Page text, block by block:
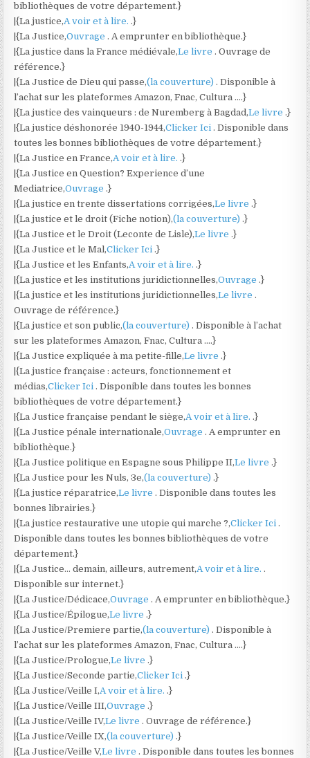
bibliothèques de votre département.}
|{La justice,A voir et à lire..}
|{La Justice,Ouvrage. A emprunter en bibliothèque.}
|{La justice dans la France médiévale,Le livre. Ouvrage de
référence.}
|{La Justice de Dieu qui passe,(la couverture). Disponible à
l’achat sur les plateformes Amazon, Fnac, Cultura ….}
|{La justice des vainqueurs : de Nuremberg à Bagdad,Le livre.}
|{La justice déshonorée 1940-1944,Clicker Ici. Disponible dans
toutes les bonnes bibliothèques de votre département.}
|{La Justice en France,A voir et à lire..}
|{La Justice en Question? Experience d’une
Mediatrice,Ouvrage.}
|{La justice en trente dissertations corrigées,Le livre.}
|{La justice et le droit (Fiche notion),(la couverture).}
|{La Justice et le Droit (Leconte de Lisle),Le livre.}
|{La Justice et le Mal,Clicker Ici.}
|{La Justice et les Enfants,A voir et à lire..}
|{La justice et les institutions juridictionnelles,Ouvrage.}
|{La justice et les institutions juridictionnelles,Le livre.
Ouvrage de référence.}
|{La justice et son public,(la couverture). Disponible à l’achat
sur les plateformes Amazon, Fnac, Cultura ….}
|{La Justice expliquée à ma petite-fille,Le livre.}
|{La justice française : acteurs, fonctionnement et
médias,Clicker Ici. Disponible dans toutes les bonnes
bibliothèques de votre département.}
|{La Justice française pendant le siège,A voir et à lire..}
|{La Justice pénale internationale,Ouvrage. A emprunter en
bibliothèque.}
|{La Justice politique en Espagne sous Philippe II,Le livre.}
|{La Justice pour les Nuls, 3e,(la couverture).}
|{La justice réparatrice,Le livre. Disponible dans toutes les
bonnes librairies.}
|{La justice restaurative une utopie qui marche ?,Clicker Ici.
Disponible dans toutes les bonnes bibliothèques de votre
département.}
|{La Justice… demain, ailleurs, autrement,A voir et à lire..
Disponible sur internet.}
|{La Justice/Dédicace,Ouvrage. A emprunter en bibliothèque.}
|{La Justice/Épilogue,Le livre.}
|{La Justice/Premiere partie,(la couverture). Disponible à
l’achat sur les plateformes Amazon, Fnac, Cultura ….}
|{La Justice/Prologue,Le livre.}
|{La Justice/Seconde partie,Clicker Ici.}
|{La Justice/Veille I,A voir et à lire..}
|{La Justice/Veille III,Ouvrage.}
|{La Justice/Veille IV,Le livre. Ouvrage de référence.}
|{La Justice/Veille IX,(la couverture).}
|{La Justice/Veille V,Le livre. Disponible dans toutes les bonnes